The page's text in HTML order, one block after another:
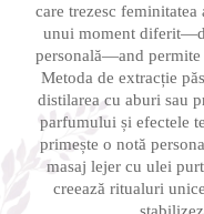
care trezesc feminitatea
unui moment
personală—and
Metoda de extracție
distilarea cu aburi sau
parfumului și efectele
primește o notă
masaj lejer cu ulei
creează ritualuri